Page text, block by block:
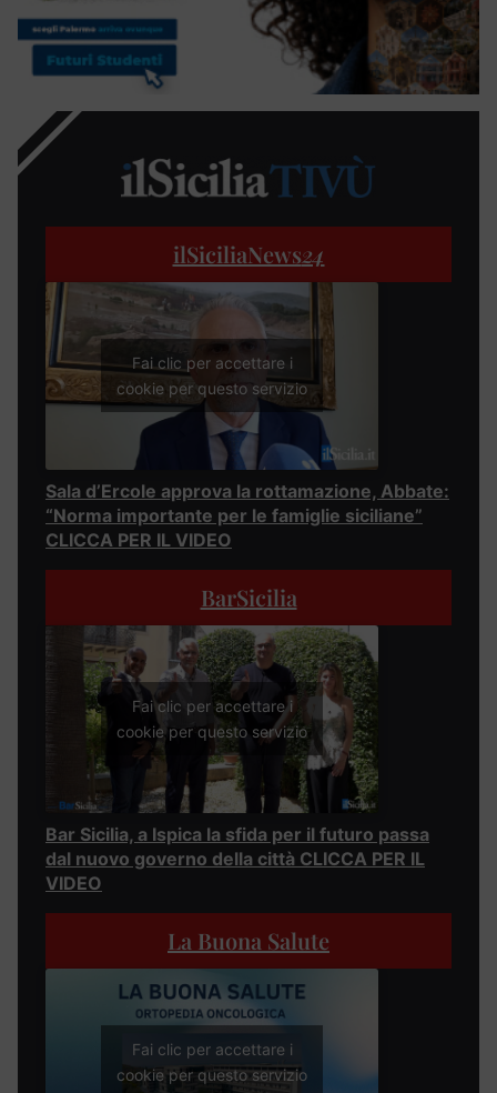
ilSiciliaNews24
Fai clic per accettare i
cookie per questo servizio
Sala d’Ercole approva la rottamazione, Abbate:
“Norma importante per le famiglie siciliane”
CLICCA PER IL VIDEO
BarSicilia
Fai clic per accettare i
cookie per questo servizio
Bar Sicilia, a Ispica la sfida per il futuro passa
dal nuovo governo della città CLICCA PER IL
VIDEO
La Buona Salute
Fai clic per accettare i
cookie per questo servizio